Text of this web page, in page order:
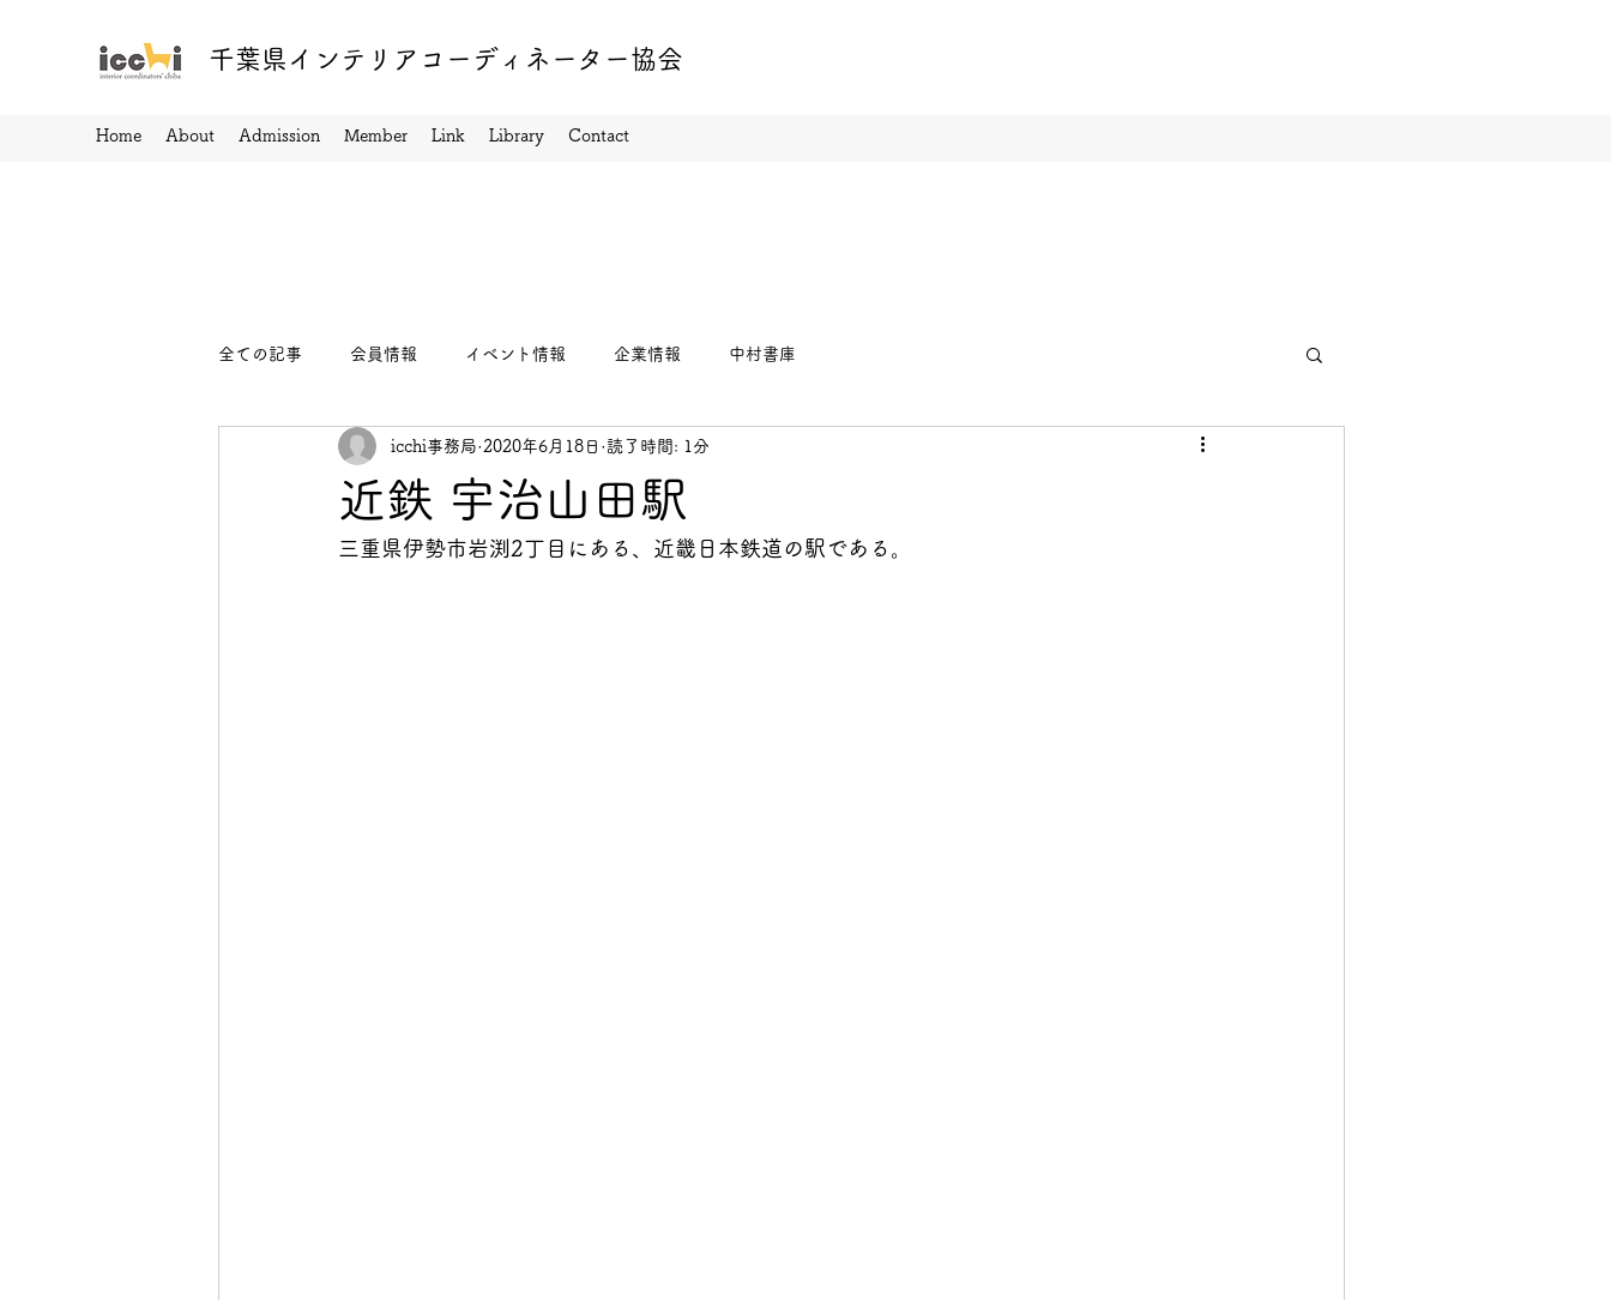
千葉県インテリアコーディネーター協会
Home About Admission Member Link Library Contact
全ての記事 会員情報 イベント情報 企業情報 中村書庫
近鉄 宇治山田駅
icchi事務局 2020年6月18日 読了時間: 1分
三重県伊勢市岩渕2丁目にある、近畿日本鉄道の駅である。